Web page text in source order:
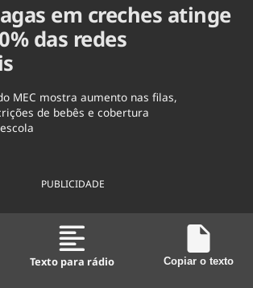
em creches atinge
das redes
MEC mostra aumento nas filas,
de bebês e cobertura
PUBLICIDADE
Texto para rádio Copiar o texto